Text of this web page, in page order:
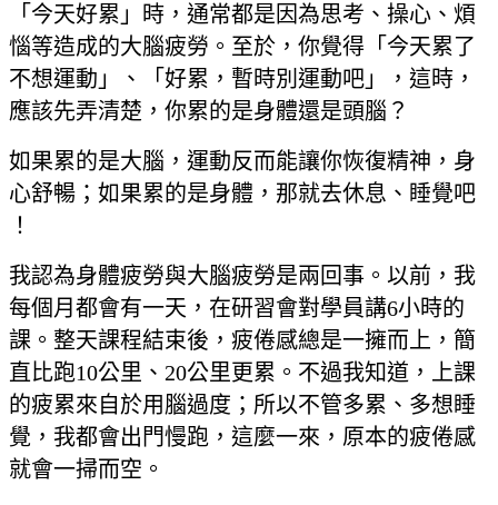
「今天好累」時，通常都是因為思考、操心、煩
惱等造成的大腦疲勞。至於，你覺得「今天累了
不想運動」、「好累，暫時別運動吧」，這時，
應該先弄清楚，你累的是身體還是頭腦？
如果累的是大腦，運動反而能讓你恢復精神，身
心舒暢；如果累的是身體，那就去休息、睡覺吧
！
我認為身體疲勞與大腦疲勞是兩回事。以前，我
每個月都會有一天，在研習會對學員講6小時的
課。整天課程結束後，疲倦感總是一擁而上，簡
直比跑10公里、20公里更累。不過我知道，上課
的疲累來自於用腦過度；所以不管多累、多想睡
覺，我都會出門慢跑，這麼一來，原本的疲倦感
就會一掃而空。